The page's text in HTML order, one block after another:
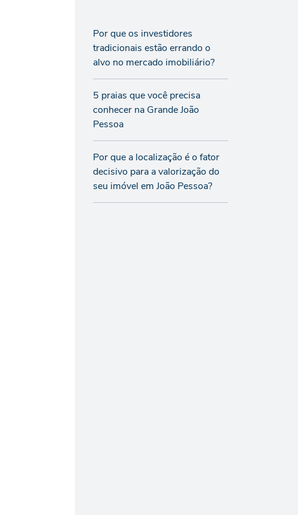
Por que os investidores
tradicionais estão errando o
alvo no mercado imobiliário?
5 praias que você precisa
conhecer na Grande João
Pessoa
Por que a localização é o fator
decisivo para a valorização do
seu imóvel em João Pessoa?